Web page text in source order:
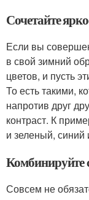
Сочетайте
Если вы
в свой зимний
цветов, и пусть
То есть такими,
напротив друг
контраст. К
и зеленый,
Комбинируйте
Совсем не